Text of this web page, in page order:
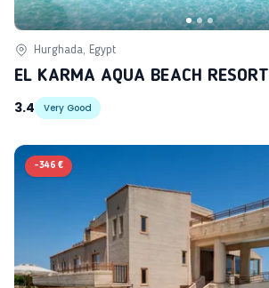
Hurghada, Egypt
EL KARMA AQUA BEACH RESORT
3.4
Very Good
-346 €